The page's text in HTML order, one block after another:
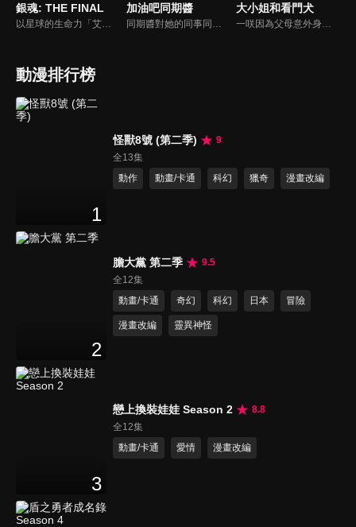
銀魂: THE FINAL 加油吧同期醬 大小姐和看門犬
動漫排行榜
1
怪獸8號 (第二季)
9
全13集
動作
動畫/卡通 科幻 獵奇 漫畫改編
2
膽大黨 第二季
9.5
全12集
動畫/卡通
奇幻 科幻 日本 冒險
漫畫改編 靈異神怪
3
戀上換裝娃娃 Season 2
8.8
全12集
動畫/卡通
愛情 漫畫改編